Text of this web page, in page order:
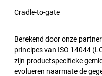
Cradle-to-gate
Berekend door onze
principes van ISO 14044
zijn productspecifieke
evolueren naarmate de